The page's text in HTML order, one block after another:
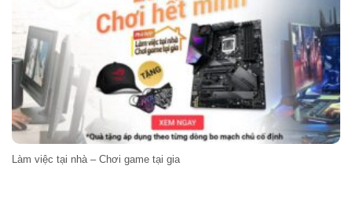
Làm việc tại nhà – Chơi game tại gia